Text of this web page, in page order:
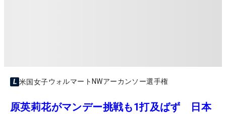
米国女子ウォルマートNWアーカンソー選手権
原英莉花がマンデー挑戦も1打及ばず 日本